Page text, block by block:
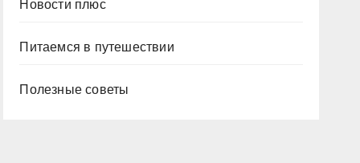
Новости плюс
Питаемся в путешествии
Полезные советы